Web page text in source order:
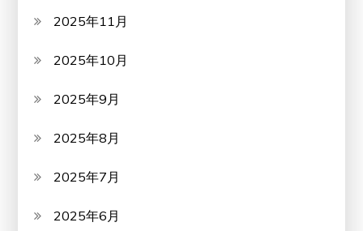
2025年11月
2025年10月
2025年9月
2025年8月
2025年7月
2025年6月